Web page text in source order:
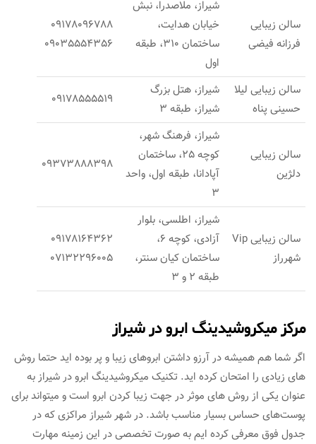
سالن زیبایی
فرزانه فیضی
شیراز، ملاصدرا، نبش
خیابان هدایت،
ساختمان 310، طبقه
اول
09178096788
09035554356
سالن زیبایی لیلا
حسینی پناه
شیراز، هتل بزرگ
شیراز، طبقه 3
09178555519
سالن زیبایی
دلژین
شیراز، فرهنگ شهر،
کوچه 25، ساختمان
آپادانا، طبقه اول، واحد
3
09373888398
سالن زیبایی Vip
شهرراز
شیراز، اطلسی، بلوار
آزادی، کوچه 6،
ساختمان کیان سنتر،
طبقه 2 و 3
09178164362
07132296005
مرکز میکروشیدینگ ابرو در شیراز
اگر شما هم همیشه در آرزو داشتن ابروهای زیبا و پر بوده اید حتما روش
های زیادی را امتحان کرده اید. تکنیک میکروشیدینگ ابرو در شیراز به
عنوان یکی از روش های موثر در جهت زیبا کردن ابرو است و میتواند برای
پوست‌های حساس بسیار مناسب باشد. در شهر شیراز مراکزی که در
جدول فوق معرفی کرده ایم به صورت تخصصی در این زمینه مهارت